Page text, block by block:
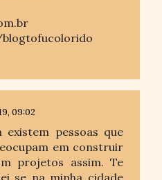
09:02
existem pessoas que
em construir
projetos assim. Te
se na minha cidade